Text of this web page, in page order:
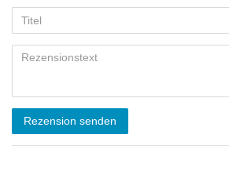
Rezension senden